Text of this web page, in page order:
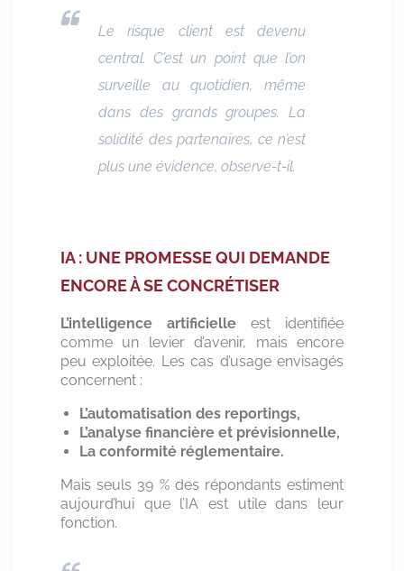
Le risque client est devenu
central. C’est un point que l’on
surveille au quotidien, même
dans des grands groupes. La
solidité des partenaires, ce n’est
plus une évidence, observe-t-il.
IA : UNE PROMESSE QUI DEMANDE
ENCORE À SE CONCRÉTISER
L’intelligence artificielle est identifiée
comme un levier d’avenir, mais encore
peu exploitée. Les cas d’usage envisagés
concernent :
L’automatisation des reportings,
L’analyse financière et prévisionnelle,
La conformité réglementaire.
Mais seuls 39 % des répondants estiment
aujourd’hui que l’IA est utile dans leur
fonction.